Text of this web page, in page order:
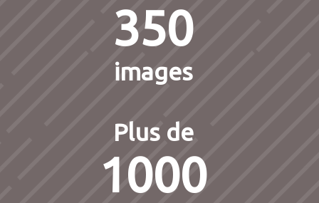
350
images
Plus de
1000